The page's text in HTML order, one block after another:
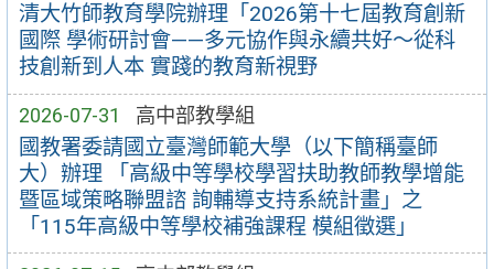
清大竹師教育學院辦理「2026第十七屆教育創新
國際 學術研討會——多元協作與永續共好～從科
技創新到人本 實踐的教育新視野
2026-07-31 高中部教學組
國教署委請國立臺灣師範大學（以下簡稱臺師
大）辦理 「高級中等學校學習扶助教師教學增能
暨區域策略聯盟諮 詢輔導支持系統計畫」之
「115年高級中等學校補強課程 模組徵選」